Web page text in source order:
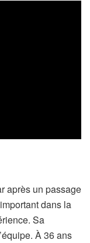
après un passage
dans la
Sa
À 36 ans